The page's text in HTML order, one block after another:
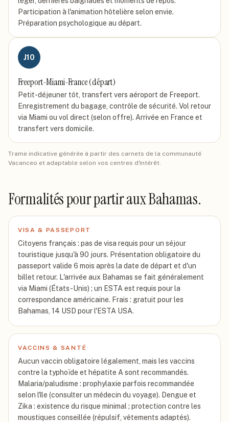
Participation à l'animation hôtelière selon envie.
Préparation psychologique au départ.
J10
Freeport-Miami-France (départ)
Petit-déjeuner tôt, transfert vers aéroport de Freeport.
Enregistrement du bagage, contrôle de sécurité. Vol retour
via Miami ou vol direct (selon offre). Arrivée en France et
transfert vers domicile.
Trame indicative générée à partir des carnets de la communauté
Vacanceo et adaptable selon vos centres d'intérêt.
Formalités pour partiraux Bahamas.
VISA & PASSEPORT
Citoyens français : pas de visa requis pour un séjour
touristique jusqu'à 90 jours. Présentation obligatoire du
passeport valide 6 mois après la date de départ et d'un
billet retour. L'arrivée aux Bahamas se fait généralement
via Miami (États-Unis) ; un ESTA est requis pour la
correspondance américaine. Frais : gratuit pour les
Bahamas, 14 USD pour l'ESTA USA.
VACCINS & SANTÉ
Aucun vaccin obligatoire légalement, mais les vaccins
contre la typhoïde et hépatite A sont recommandés.
Malaria/paludisme : prophylaxie parfois recommandée
selon l'île (consulter un médecin du voyage). Dengue et
Zika : existence du risque minimal ; protection contre les
moustiques conseillée (répulsif, vêtements adaptés).